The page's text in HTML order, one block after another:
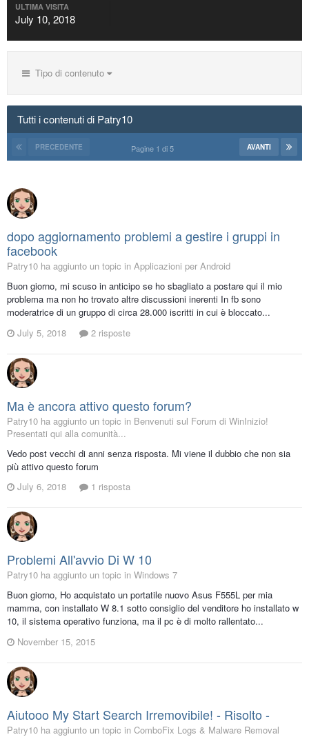
ULTIMA VISITA
July 10, 2018
Tipo di contenuto
Tutti i contenuti di Patry10
PRECEDENTE AVANTI
Pagine 1 di 5
dopo aggiornamento problemi a gestire i gruppi in
facebook
Patry10 ha aggiunto un topic in Applicazioni per Android
Buon giorno, mi scuso in anticipo se ho sbagliato a postare qui il mio
problema ma non ho trovato altre discussioni inerenti In fb sono
moderatrice di un gruppo di circa 28.000 iscritti in cui è bloccato...
July 5, 2018
2 risposte
Ma è ancora attivo questo forum?
Patry10 ha aggiunto un topic in Benvenuti sul Forum di WinInizio!
Presentati qui alla comunità...
Vedo post vecchi di anni senza risposta. Mi viene il dubbio che non sia
più attivo questo forum
July 6, 2018
1 risposta
Problemi All'avvio Di W 10
Patry10 ha aggiunto un topic in Windows 7
Buon giorno, Ho acquistato un portatile nuovo Asus F555L per mia
mamma, con installato W 8.1 sotto consiglio del venditore ho installato w
10, il sistema operativo funziona, ma il pc è di molto rallentato...
November 15, 2015
Aiutooo My Start Search Irremovibile! - Risolto -
Patry10 ha aggiunto un topic in ComboFix Logs & Malware Removal